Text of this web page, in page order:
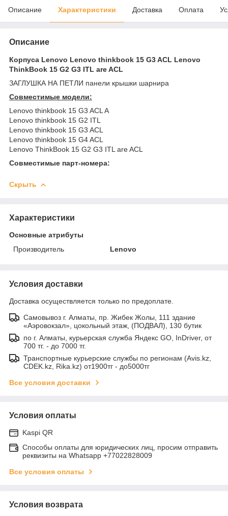
Описание Характеристики Доставка Оплата
Описание
Корпуса Lenovo Lenovo thinkbook 15 G3 ACL Lenovo
ThinkBook 15 G2 G3 ITL are ACL
ЗАГЛУШКА НА ПЕТЛИ панели крышки шарнира
Совместимые модели:
Lenovo thinkbook 15 G3 ACL A
Lenovo thinkbook 15 G2 ITL
Lenovo thinkbook 15 G3 ACL
Lenovo thinkbook 15 G4 ACL
Lenovo ThinkBook 15 G2 G3 ITL are ACL
Совместимые парт-номера:
Скрыть
Характеристики
Основные атрибуты
Производитель
Lenovo
Условия доставки
Доставка осуществляется только по предоплате.
Самовывоз г. Алматы, пр. Жибек Жолы, 111 здание
«Аэровокзал», цокольный этаж, (ПОДВАЛ), 130 бутик
по г. Алматы, курьерская служба Яндекс GO, InDriver, от
700 тг. - до 7000 тг.
Транспортные курьерские службы по регионам (Avis.kz,
CDEK.kz, Rika.kz) от1900тг - до5000тг
Все условия доставки
Условия оплаты
Kaspi QR
Способы оплаты для юридических лиц, просим отправить
реквизиты на Whatsapp +77022828009
Все условия оплаты
Условия возврата